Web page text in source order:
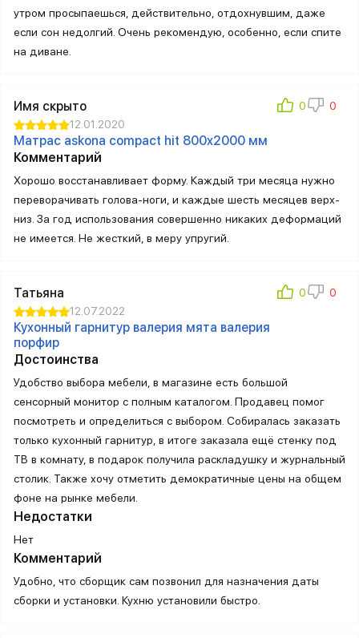
утром просыпаешься, действительно, отдохнувшим, даже
если сон недолгий. Очень рекомендую, особенно, если спите
на диване.
Имя скрыто
12.01.2020
Матрас askona compact hit 800х2000 мм
Комментарий
Хорошо восстанавливает форму. Каждый три месяца нужно
переворачивать голова-ноги, и каждые шесть месяцев верх-
низ. За год использования совершенно никаких деформаций
не имеется. Не жесткий, в меру упругий.
Татьяна
12.07.2022
Кухонный гарнитур валерия мята валерия
порфир
Достоинства
Удобство выбора мебели, в магазине есть большой
сенсорный монитор с полным каталогом. Продавец помог
посмотреть и определиться с выбором. Собиралась заказать
только кухонный гарнитур, в итоге заказала ещё стенку под
ТВ в комнату, в подарок получила раскладушку и журнальный
столик. Также хочу отметить демократичные цены на общем
фоне на рынке мебели.
Недостатки
Нет
Комментарий
Удобно, что сборщик сам позвонил для назначения даты
сборки и установки. Кухню установили быстро.